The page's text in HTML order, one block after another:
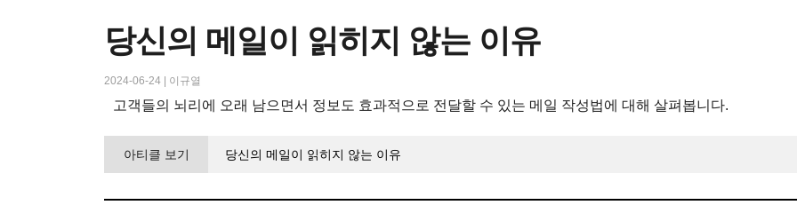
당신의 메일이 읽히지 않는 이유
2024-06-24 | 이규열
고객들의 뇌리에 오래 남으면서 정보도 효과적으로 전달할 수 있는 메일 작성법에 대해 살펴봅니다.
아티클 보기 당신의 메일이 읽히지 않는 이유